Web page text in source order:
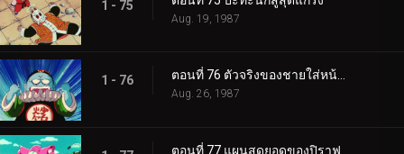
1 - 75
Aug. 19, 1987
1 - 76 ตอนที่ 76 ตัวจริงของชายใส่หน้ากาก
Aug. 26, 1987
ตอนที่ 77 แผนสุดยอดของปิราฟ